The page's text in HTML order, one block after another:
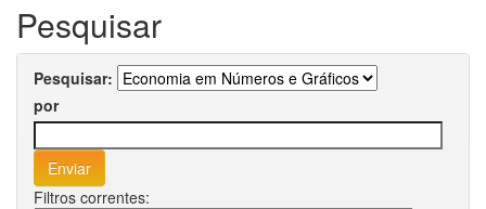
Pesquisar
Pesquisar:
por
Filtros correntes: